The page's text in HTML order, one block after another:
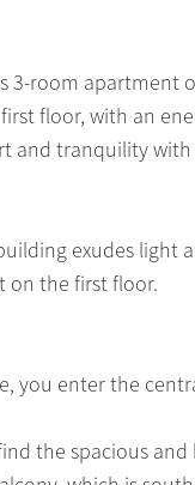
3-room apartment
floor, with an
and tranquility
exudes light
on the first floor.
you enter the
the spacious